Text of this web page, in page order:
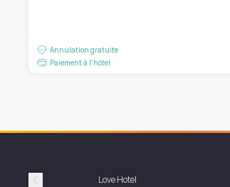
Annulation gratuite
Paiement à l'hôtel
Love Hotel